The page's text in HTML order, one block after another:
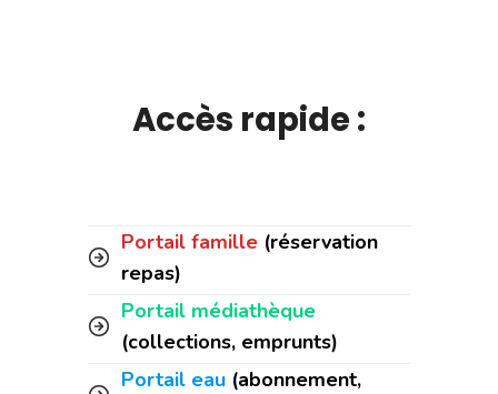
Accès rapide :
Portail famille (réservation
repas)
Portail médiathèque
(collections, emprunts)
Portail eau (abonnement,